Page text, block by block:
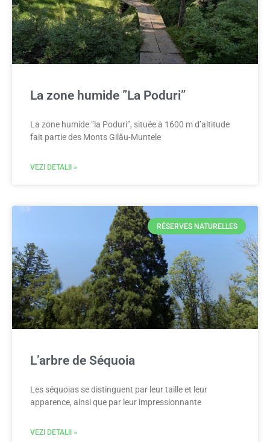
La zone humide ”La Poduri”
La zone humide ”la Poduri”, située à 1600 m d’altitude
fait partie des Monts Gilău-Muntele
VEZI DETALII »
RÉSERVES NATURELLES
L’arbre de Séquoia
Les séquoias se distinguent par leur taille et leur
apparence, ainsi que par leur impressionnante
VEZI DETALII »